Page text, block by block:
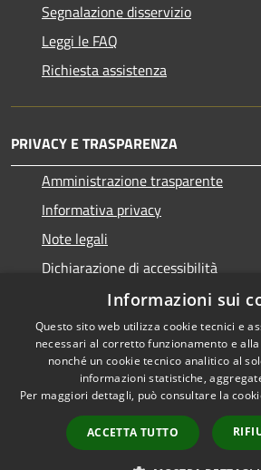
Segnalazione disservizio
Leggi le FAQ
Richiesta assistenza
PRIVACY E TRASPARENZA
Amministrazione trasparente
Informativa privacy
Note legali
Dichiarazione di accessibilità
Accessibilità
Privacy
Mappa del sito
Informazioni sui
Questo sito web utilizza cookie tecnici e
necessari al corretto funzionamento e
nonché un cookie tecnico analitico al
informazioni statistiche,
Per maggiori dettagli, può consultare la
ACCETTA TUTTO